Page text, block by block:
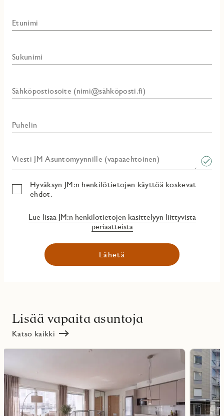
Etunimi
Sukunimi
Sähköpostiosoite (nimi@sähköposti.fi)
Puhelin
Viesti JM Asuntomyynnille (vapaaehtoinen)​
Hyväksyn JM:n henkilötietojen käyttöä koskevat
ehdot.
Lue lisää JM:n henkilötietojen käsittelyyn liittyvistä
periaatteista
Lähetä
Lisää vapaita asuntoja
Katso kaikki
kohteesta
Lue
lisää
kohteesta